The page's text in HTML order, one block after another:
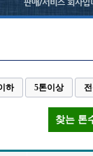
하 5톤이상
찾는 톤